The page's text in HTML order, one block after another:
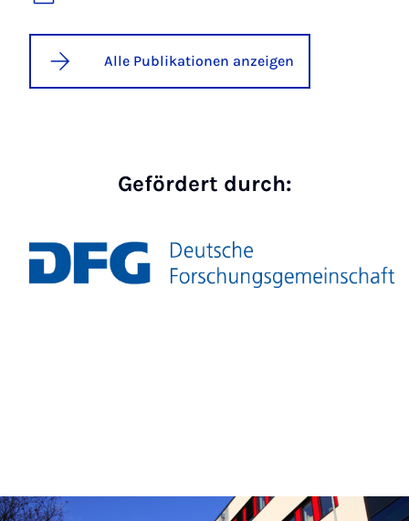
Alle Publikationen anzeigen
Gefördert durch: